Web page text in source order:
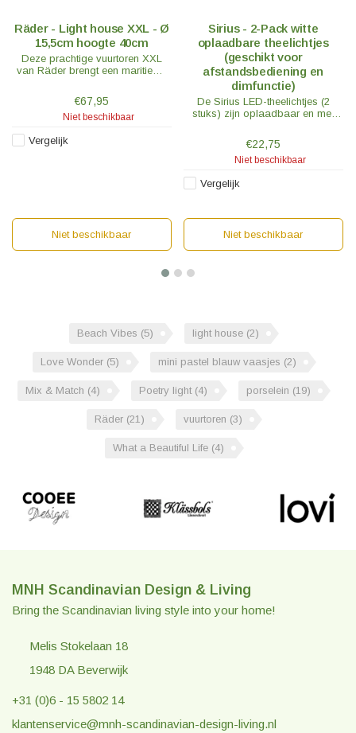
Räder - Light house XXL - Ø
15,5cm hoogte 40cm
Deze prachtige vuurtoren XXL
van Räder brengt een maritieme
staat bekend om de uitzonderlijk
hoge kwaliteit porselein.
€67,95
Niet beschikbaar
Vergelijk
Niet beschikbaar
Sirius - 2-Pack witte
oplaadbare theelichtjes
(geschikt voor
afstandsbediening en
dimfunctie)
De Sirius LED-theelichtjes (2
stuks) zijn oplaadbaar en met
ze er als een echte vlam uit.
€22,75
Niet beschikbaar
Vergelijk
Niet beschikbaar
Beach Vibes (5) light house (2)
Love Wonder (5) mini pastel blauw vaasjes (2)
Mix & Match (4) Poetry light (4) porselein (19)
Räder (21) vuurtoren (3)
What a Beautiful Life (4)
MNH Scandinavian Design & Living
Bring the Scandinavian living style into your home!
Melis Stokelaan 18
1948 DA Beverwijk
+31 (0)6 - 15 5802 14
klantenservice@mnh-scandinavian-design-living.nl